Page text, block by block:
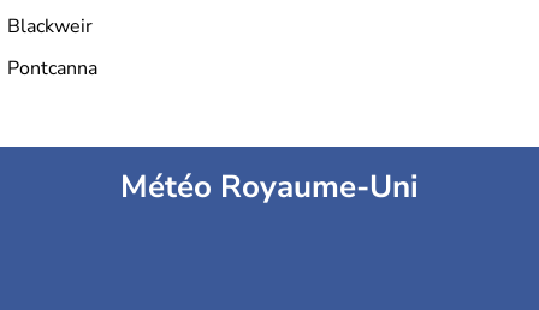
Blackweir
Pontcanna
Météo Royaume-Uni